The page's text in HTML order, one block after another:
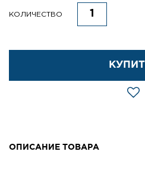
КОЛИЧЕСТВО
ОПИСАНИЕ ТОВАРА